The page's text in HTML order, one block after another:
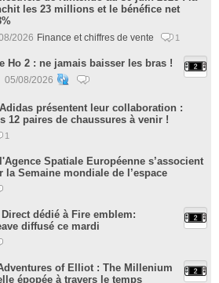
les 23 millions et le bénéfice net
2026 Finance et chiffres de vente 1
Ho 2 : ne jamais baisser les bras !
05/08/2026
présentent leur collaboration :
12 paires de chaussures à venir !
1
Spatiale Européenne s’associent
la Semaine mondiale de l’espace
dédié à Fire emblem:
diffusé ce mardi
of Elliot : The Millenium
épopée à travers le temps